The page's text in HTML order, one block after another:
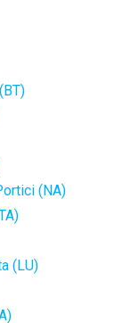
(NA)
(LU)